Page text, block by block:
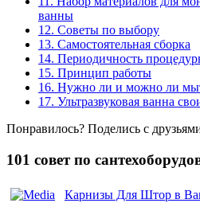
ванны
12. Советы по выбору
13. Самостоятельная сборка
14. Периодичность
15. Принцип работы
16. Нужно ли и можно ли
17. Ультразвуковая ванна
Понравилось? Поделись с
101 совет по
Карнизы Для Штор в